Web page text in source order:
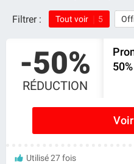
Filtrer : Tout voir 5
-50%
RÉDUCTION
Utilisé 27 fois